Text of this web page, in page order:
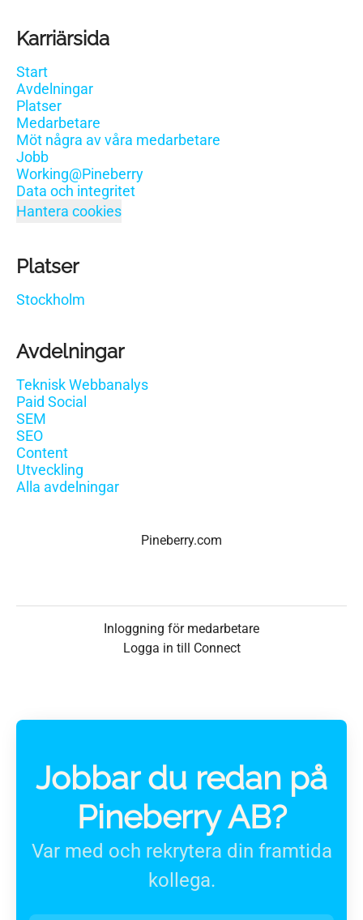
Karriärsida
Start
Avdelningar
Platser
Medarbetare
Möt några av våra medarbetare
Jobb
Working@Pineberry
Data och integritet
Hantera cookies
Platser
Stockholm
Avdelningar
Teknisk Webbanalys
Paid Social
SEM
SEO
Content
Utveckling
Alla avdelningar
Pineberry.com
Inloggning för medarbetare
Logga in till Connect
Jobbar du redan på
Pineberry AB?
Var med och rekrytera din framtida
kollega.